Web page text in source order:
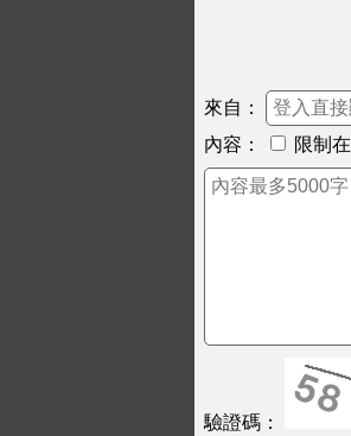
來自：
內容：
限制在
驗證碼：